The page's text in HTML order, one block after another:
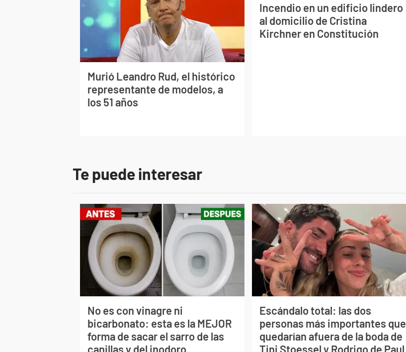
Murió Leandro Rud, el histórico
representante de modelos, a
los 51 años
Incendio en un edificio lindero
al domicilio de Cristina
Kirchner en Constitución
Te puede interesar
No es con vinagre ni
bicarbonato: esta es la MEJOR
forma de sacar el sarro de las
canillas y del inodoro
Escándalo total: las dos
personas más importantes que
quedarían afuera de la boda de
Tini Stoessel y Rodrigo de Paul